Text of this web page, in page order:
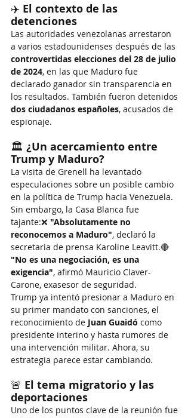
✈️ El contexto de las
detenciones
Las autoridades venezolanas arrestaron
a varios estadounidenses después de las
controvertidas elecciones del 28 de julio
de 2024, en las que Maduro fue
declarado ganador sin transparencia en
los resultados. También fueron detenidos
dos ciudadanos españoles, acusados de
espionaje.
🏛 ¿Un acercamiento entre
Trump y Maduro?
La visita de Grenell ha levantado
especulaciones sobre un posible cambio
en la política de Trump hacia Venezuela.
Sin embargo, la Casa Blanca fue
tajante:❌ "Absolutamente no
reconocemos a Maduro", declaró la
secretaria de prensa Karoline Leavitt.🔴
"No es una negociación, es una
exigencia", afirmó Mauricio Claver-
Carone, exasesor de seguridad.
Trump ya intentó presionar a Maduro en
su primer mandato con sanciones, el
reconocimiento de Juan Guaidó como
presidente interino y hasta rumores de
una intervención militar. Ahora, su
estrategia parece estar cambiando.
🚨 El tema migratorio y las
deportaciones
Uno de los puntos clave de la reunión fue